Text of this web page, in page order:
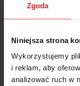
Zgoda
Niniejsza strona
Wykorzystujemy
i reklam, aby
analizować ruch w